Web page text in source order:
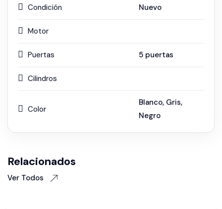
Condición Nuevo
Motor
Puertas 5 puertas
Cilindros
Color
Blanco, Gris,
Negro
Relacionados
Ver Todos